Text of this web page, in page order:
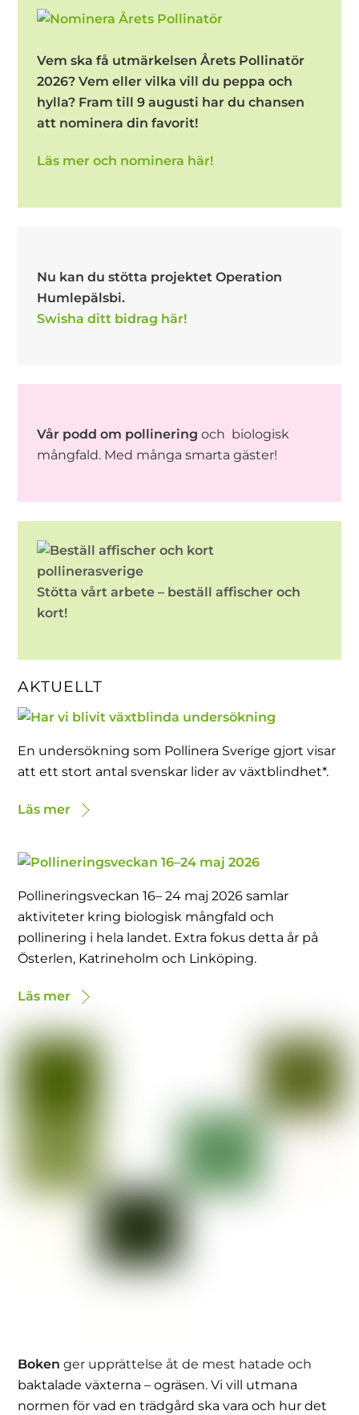
Vem ska få utmärkelsen Årets Pollinatör
2026? Vem eller vilka vill du peppa och
hylla? Fram till 9 augusti har du chansen
att nominera din favorit!
Läs mer och nominera här!
Nu kan du stötta projektet Operation
Humlepälsbi.
Swisha ditt bidrag här!
Vår podd om pollinering och biologisk
mångfald. Med många smarta gäster!
Stötta vårt arbete – beställ affischer och
kort!
AKTUELLT
En undersökning som Pollinera Sverige gjort visar
att ett stort antal svenskar lider av växtblindhet*.
Läs mer
Pollineringsveckan 16– 24 maj 2026 samlar
aktiviteter kring biologisk mångfald och
pollinering i hela landet. Extra fokus detta år på
Österlen, Katrineholm och Linköping.
Läs mer
Boken ger upprättelse åt de mest hatade och
baktalade växterna – ogräsen. Vi vill utmana
normen för vad en trädgård ska vara och hur det